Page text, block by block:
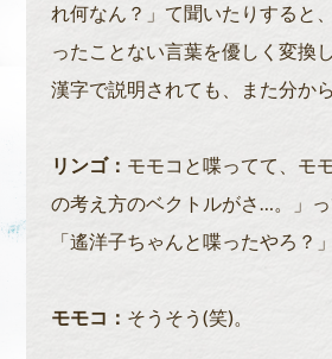
れ何なん？」て聞いたりすると
ったことない言葉を優しく変換
漢字で説明されても、また分か
リンゴ： モモコと喋ってて、モ
の考え方のベクトルがさ…。」っ
「遙洋子ちゃんと喋ったやろ？
モモコ： そうそう(笑)。